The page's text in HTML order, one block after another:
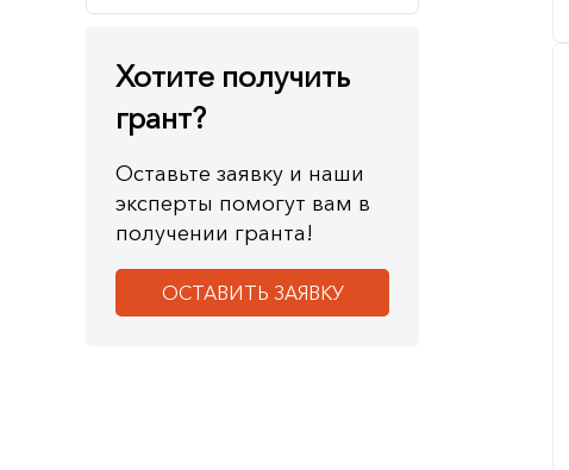
Хотите получить
грант?
Оставьте заявку и наши
эксперты помогут вам в
получении гранта!
ОСТАВИТЬ ЗАЯВКУ